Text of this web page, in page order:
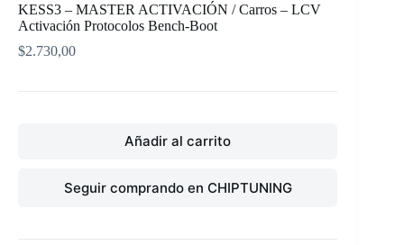
KESS3 – MASTER ACTIVACIÓN / Carros – LCV
Activación Protocolos Bench-Boot
$2.730,00
Añadir al carrito
Seguir comprando en CHIPTUNING